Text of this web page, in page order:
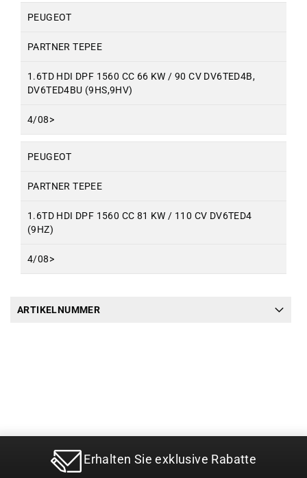
PEUGEOT
PARTNER TEPEE
1.6TD HDI DPF 1560 CC 66 KW / 90 CV DV6TED4B,
DV6TED4BU (9HS,9HV)
4/08>
PEUGEOT
PARTNER TEPEE
1.6TD HDI DPF 1560 CC 81 KW / 110 CV DV6TED4
(9HZ)
4/08>
ARTIKELNUMMER
Erhalten Sie exklusive Rabatte